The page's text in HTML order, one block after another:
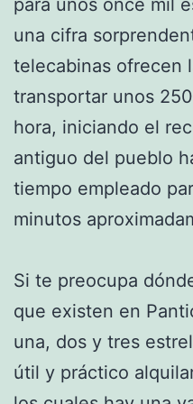
una cifra
telecabinas ofrecen
transportar unos
hora, iniciando el
antiguo del pueblo
tiempo empleado
minutos
Si te preocupa
que existen en
una, dos y tres
útil y práctico